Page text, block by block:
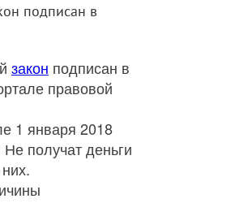
подписан в
закон подписан в
правовой
1 января 2018
получат деньги